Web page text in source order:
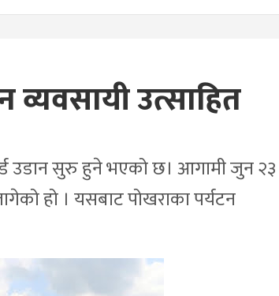
व्यवसायी उत्साहित
उडान सुरु हुने भएको छ। आगामी जुन २३
हो । यसबाट पोखराका पर्यटन